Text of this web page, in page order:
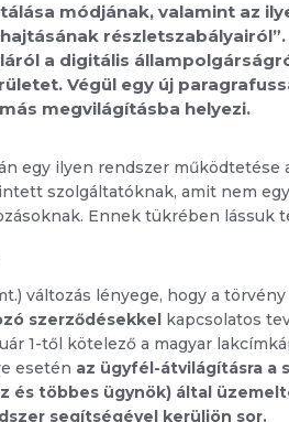
módjának, valamint az
a digitális
Végül egy új
megvilágításba helyezi.
egy ilyen rendszer működtetése
szolgáltatóknak, amit nem
Ennek tükrében lássuk
változás lényege, hogy a
szerződésekkel kapcsolatos
1-től kötelező a magyar
esetén az ügyfél-átvilágításra
és többes ügynök) által
segítségével kerüljön sor.